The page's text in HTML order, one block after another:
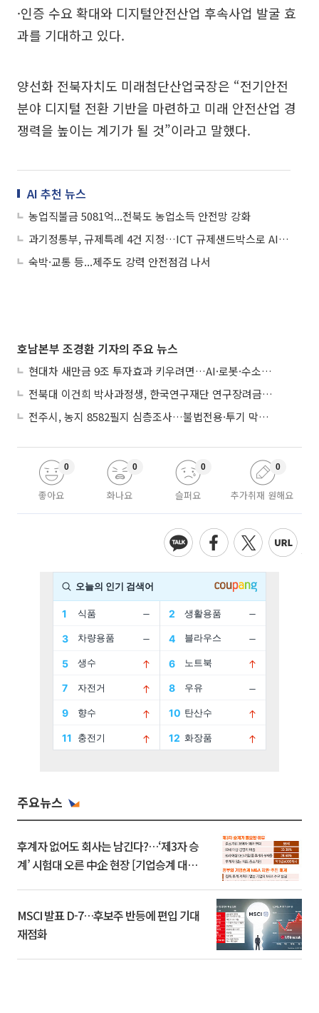
·인증 수요 확대와 디지털안전산업 후속사업 발굴 효
과를 기대하고 있다.
양선화 전북자치도 미래첨단산업국장은 “전기안전
분야 디지털 전환 기반을 마련하고 미래 안전산업 경
쟁력을 높이는 계기가 될 것”이라고 말했다.
AI 추천 뉴스
농업직불금 5081억...전북도 농업소득 안전망 강화
과기정통부, 규제특례 4건 지정…ICT 규제샌드박스로 AI 고도화 기여한다
숙박·교통 등...제주도 강력 안전점검 나서
호남본부 조경환 기자의 주요 뉴스
현대차 새만금 9조 투자효과 키우려면…AI·로봇·수소 공공기관 집적화 시급
전북대 이건희 박사과정생, 한국연구재단 연구장려금 선정
전주시, 농지 8582필지 심층조사…불법전용·투기 막는다
좋아요
0
화나요
0
슬퍼요
0
추가취재 원해요
0
주요뉴스
후계자 없어도 회사는 남긴다?…‘제3자 승
계’ 시험대 오른 中企 현장 [기업승계 대전
MSCI 발표 D-7…후보주 반등에 편입 기대
재점화